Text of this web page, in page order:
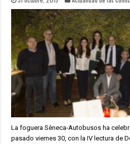
La foguera Sèneca-Autobusos ha
pasado viernes 30, con la IV lectura de